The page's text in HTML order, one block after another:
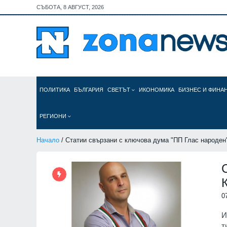
СЪБОТА, 8 АВГУСТ, 2026
ПОЛИТИКА БЪЛГАРИЯ СВЕТЪТ ИКОНОМИКА БИЗНЕС И
РЕГИОНИ
Начало / Статии свързани с ключова дума "ПП Глас